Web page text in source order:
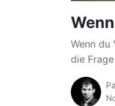
Wenn du
die